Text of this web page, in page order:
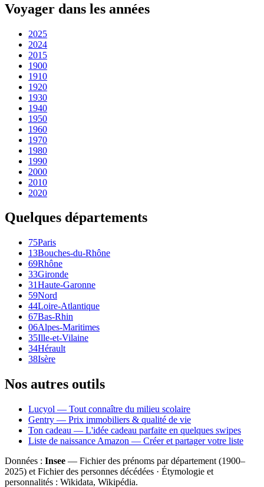
Voyager dans les années
2025
2024
2015
1900
1910
1920
1930
1940
1950
1960
1970
1980
1990
2000
2010
2020
Quelques départements
75Paris
13Bouches-du-Rhône
69Rhône
33Gironde
31Haute-Garonne
59Nord
44Loire-Atlantique
67Bas-Rhin
06Alpes-Maritimes
35Ille-et-Vilaine
34Hérault
38Isère
Nos autres outils
Lucyol — Tout connaître du milieu scolaire
Gentry — Prix immobiliers & qualité de vie
Ton cadeau — L'idée cadeau parfaite en quelques swipes
Liste de naissance Amazon — Créer et partager votre liste
Données : Insee — Fichier des prénoms par département (1900–
2025) et Fichier des personnes décédées · Étymologie et
personnalités : Wikidata, Wikipédia.